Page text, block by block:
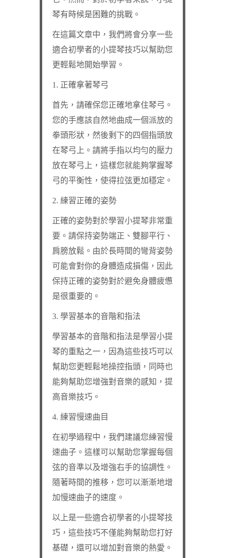
琴有時候是困難的挑戰。
在這篇文章中，我們將會分享一些
適合初學者的小提琴技巧以幫助您
更輕鬆地開始學習。
1. 正確拿著琴弓
首先，請確保您正確地拿住琴弓。
您的手應該自然地曲成一個派放的
拳頭形狀，然後剩下的四個指頭放
在琴弓上。請將手指以均勻的壓力
放在琴弓上，這樣您就能夠掌握琴
弓的平衡性，使得拉弦更加穩定。
2. 練習正確的姿勢
正確的姿勢對於學習小提琴非常重
要。請保持姿勢端正、雙腳平行、
肩膀放鬆。由於長時間的彎背姿勢
可能會對你的身體造成損傷，因此
保持正確的姿勢對於避免身體疲憊
是很重要的。
3. 學習基本的音階和指法
學習基本的音階和指法是學習小提
琴的重點之一，因為這些技巧可以
幫助您更輕鬆地操控指頭，同時也
能夠幫助您增強對音樂的感知，提
高音樂技巧。
4. 練習慢速曲目
在初學過程中，我們建議您練習慢
速曲子。這樣可以幫助您掌握每個
弦的音準以及增強右手的協調性。
隨著時間的推移，您可以漸漸地增
加慢速曲子的速度。
以上是一些適合初學者的小提琴技
巧，這些技巧不僅能夠幫助您打好
基礎，還可以增加對音樂的熱愛。